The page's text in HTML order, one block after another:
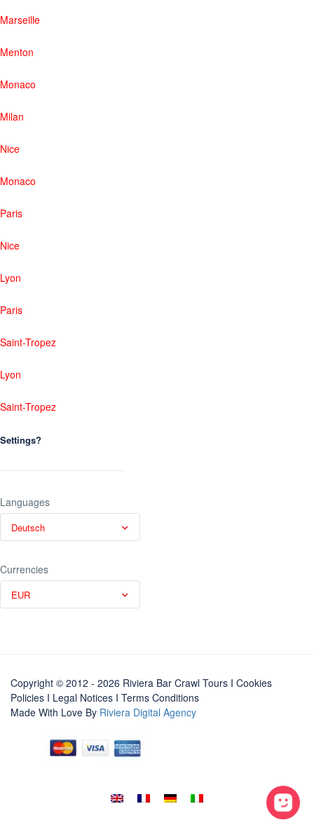
Marseille
Menton
Monaco
Milan
Nice
Monaco
Paris
Nice
Lyon
Paris
Saint-Tropez
Lyon
Saint-Tropez
Settings?
Languages
Deutsch
Currencies
EUR
Copyright © 2012 - 2026 Riviera Bar Crawl Tours I Cookies
Policies I Legal Notices I Terms Conditions
Made With Love By Riviera Digital Agency